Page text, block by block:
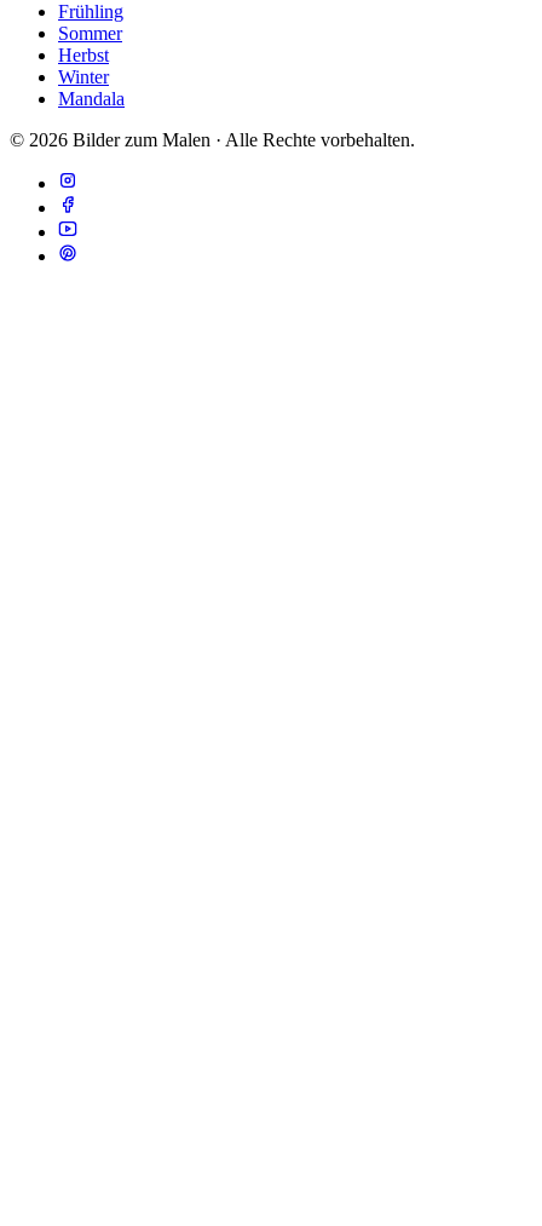
Frühling
Sommer
Herbst
Winter
Mandala
© 2026 Bilder zum Malen · Alle Rechte vorbehalten.